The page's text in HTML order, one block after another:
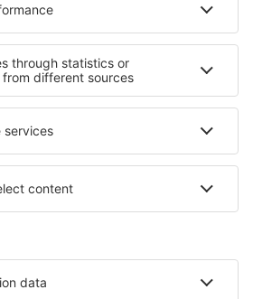
- regiuni
Hoteluri in Kefalonia
Hoteluri in Macedonia de Est și Tracia
Hoteluri in Porta Caribe
Hoteluri în Aruba